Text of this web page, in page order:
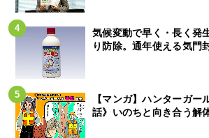
気候変動で早く・長く発
り防除。通年使える気門
【マンガ】ハンターガー
話》いのちと向き合う解